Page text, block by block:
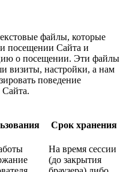
файлы, которые
посещении Сайта и
о посещении. Эти файлы
визиты, настройки, а нам
поведение
Сайта.
Срок хранения
На время сессии
(до закрытия